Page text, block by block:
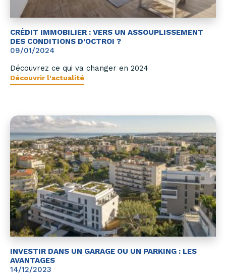
CRÉDIT IMMOBILIER : VERS UN ASSOUPLISSEMENT
DES CONDITIONS D’OCTROI ?
09/01/2024
Découvrez ce qui va changer en 2024
Découvrir l'actualité
INVESTIR DANS UN GARAGE OU UN PARKING : LES
AVANTAGES
14/12/2023